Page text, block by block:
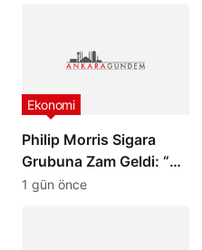
Philip Morris Sigara
Grubuna Zam Geldi: “En
Pahalı Sigara 140 TL
Ekonomi
1 gün önce